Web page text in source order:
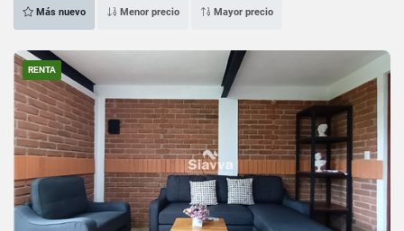
Más nuevo Menor precio Mayor precio
RENTA